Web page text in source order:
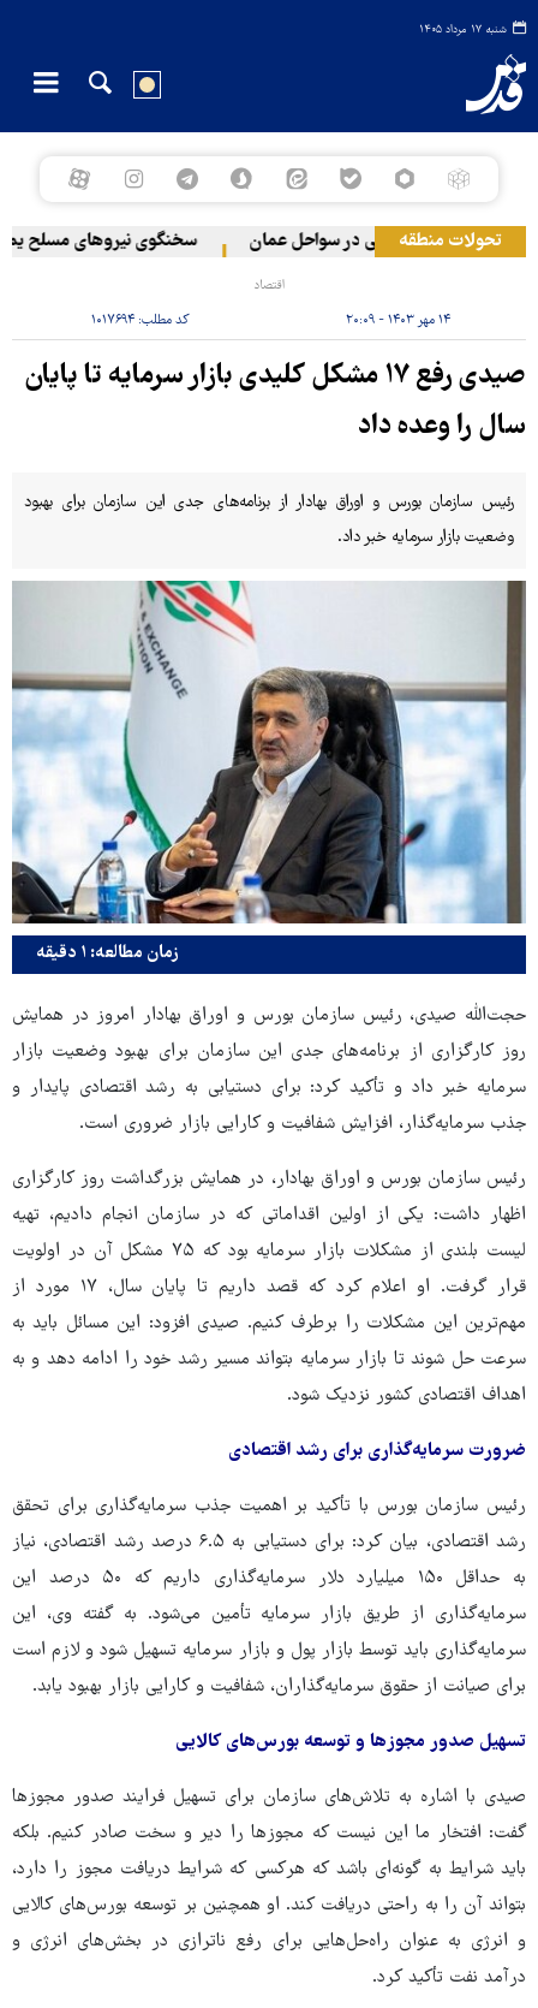
شنبه ۱۷ مرداد ۱۴۰۵
تحولات منطقه
وقوع حادثه دریایی در سواحل عمان سخنگوی نیروهای مسلح یمن:
اقتصاد
۱۴ مهر ۱۴۰۳ - ۲۰:۰۹ کد مطلب: ۱۰۱۷۶۹۴
صیدی رفع ۱۷ مشکل کلیدی بازار سرمایه تا پایان
سال را وعده داد
رئیس سازمان بورس و اوراق بهادار از برنامه‌های جدی این سازمان برای بهبود
وضعیت بازار سرمایه خبر داد.
زمان مطالعه: ۱ دقیقه
حجت‌الله صیدی، رئیس سازمان بورس و اوراق بهادار امروز در همایش
روز کارگزاری از برنامه‌های جدی این سازمان برای بهبود وضعیت بازار
سرمایه خبر داد و تأکید کرد: برای دستیابی به رشد اقتصادی پایدار و
جذب سرمایه‌گذار، افزایش شفافیت و کارایی بازار ضروری است.
رئیس سازمان بورس و اوراق بهادار، در همایش بزرگداشت روز کارگزاری
اظهار داشت: یکی از اولین اقداماتی که در سازمان انجام دادیم، تهیه
لیست بلندی از مشکلات بازار سرمایه بود که ۷۵ مشکل آن در اولویت
قرار گرفت. او اعلام کرد که قصد داریم تا پایان سال، ۱۷ مورد از
مهم‌ترین این مشکلات را برطرف کنیم. صیدی افزود: این مسائل باید به
سرعت حل شوند تا بازار سرمایه بتواند مسیر رشد خود را ادامه دهد و به
اهداف اقتصادی کشور نزدیک شود.
ضرورت سرمایه‌گذاری برای رشد اقتصادی
رئیس سازمان بورس با تأکید بر اهمیت جذب سرمایه‌گذاری برای تحقق
رشد اقتصادی، بیان کرد: برای دستیابی به ۶.۵ درصد رشد اقتصادی، نیاز
به حداقل ۱۵۰ میلیارد دلار سرمایه‌گذاری داریم که ۵۰ درصد این
سرمایه‌گذاری از طریق بازار سرمایه تأمین می‌شود. به گفته وی، این
سرمایه‌گذاری باید توسط بازار پول و بازار سرمایه تسهیل شود و لازم است
برای صیانت از حقوق سرمایه‌گذاران، شفافیت و کارایی بازار بهبود یابد.
تسهیل صدور مجوزها و توسعه بورس‌های کالایی
صیدی با اشاره به تلاش‌های سازمان برای تسهیل فرایند صدور مجوزها
گفت: افتخار ما این نیست که مجوزها را دیر و سخت صادر کنیم. بلکه
باید شرایط به گونه‌ای باشد که هرکسی که شرایط دریافت مجوز را دارد،
بتواند آن را به راحتی دریافت کند. او همچنین بر توسعه بورس‌های کالایی
و انرژی به عنوان راه‌حل‌هایی برای رفع ناترازی در بخش‌های انرژی و
درآمد نفت تأکید کرد.